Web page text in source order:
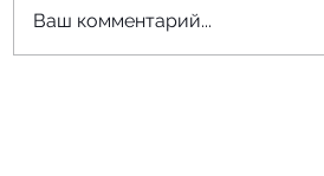
Ваш комментарий...